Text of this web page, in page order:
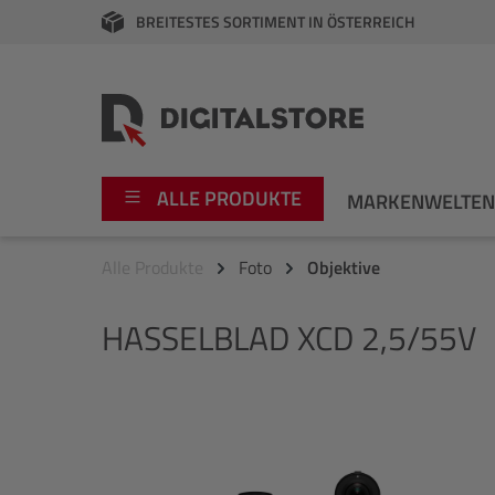
Zur Hauptnavigation springen
BREITESTES SORTIMENT IN ÖSTERREICH
ALLE PRODUKTE MARKENWELTEN
Video
Fujifilm
Alle Produkte Foto Objektive
HASSELBLADXCD 2,5/55V